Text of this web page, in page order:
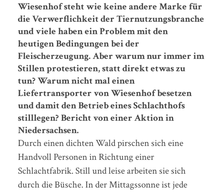
Wiesenhof steht wie keine andere Marke für
die Verwerflichkeit der Tiernutzungsbranche
und viele haben ein Problem mit den
heutigen Bedingungen bei der
Fleischerzeugung. Aber warum nur immer im
Stillen protestieren, statt direkt etwas zu
tun? Warum nicht mal einen
Liefertransporter von Wiesenhof besetzen
und damit den Betrieb eines Schlachthofs
stilllegen? Bericht von einer Aktion in
Niedersachsen.
Durch einen dichten Wald pirschen sich eine
Handvoll Personen in Richtung einer
Schlachtfabrik. Still und leise arbeiten sie sich
durch die Büsche. In der Mittagssonne ist jede